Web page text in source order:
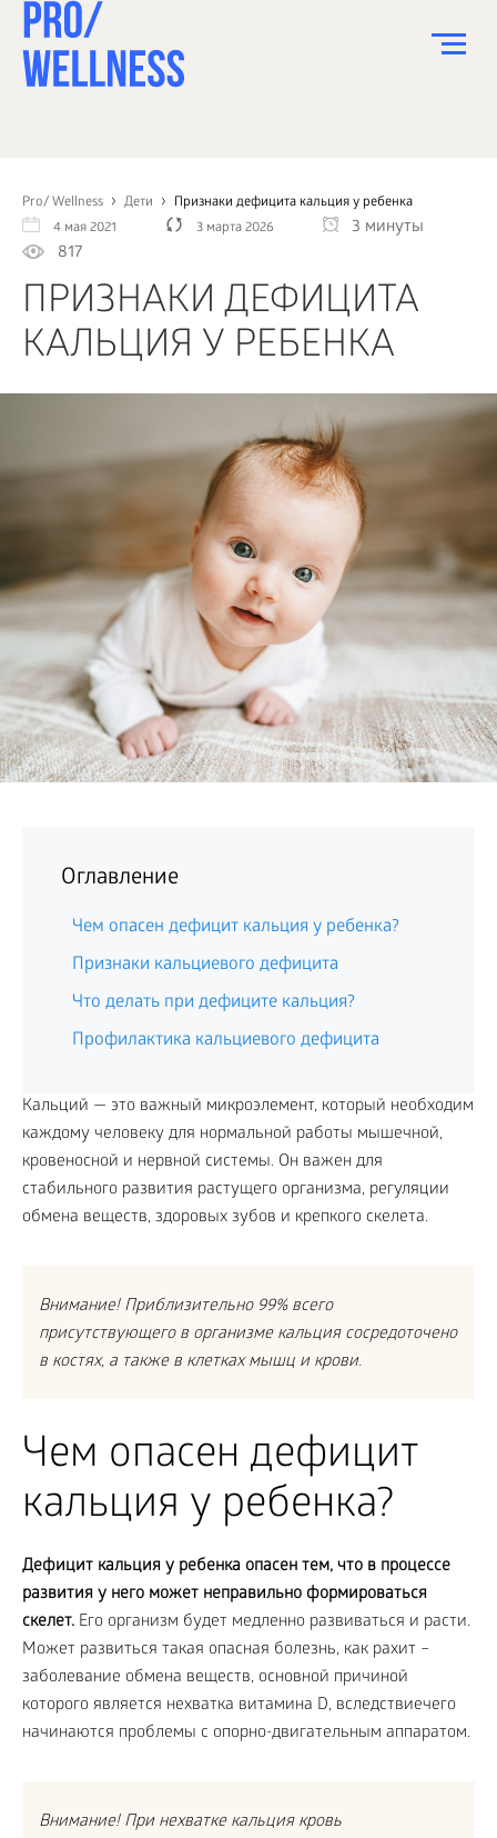
Pro/ Wellness Дети
Признаки дефицита кальция у ребенка
4 мая 2021
3 марта 2026
3 минуты
817
ПРИЗНАКИ ДЕФИЦИТА
КАЛЬЦИЯ У РЕБЕНКА
Оглавление
Чем опасен дефицит кальция у ребенка?
Признаки кальциевого дефицита
Что делать при дефиците кальция?
Профилактика кальциевого дефицита
Кальций — это важный микроэлемент, который необходим
каждому человеку для нормальной работы мышечной,
кровеносной и нервной системы. Он важен для
стабильного развития растущего организма, регуляции
обмена веществ, здоровых зубов и крепкого скелета.
Внимание! Приблизительно 99% всего
присутствующего в организме кальция сосредоточено
в костях, а также в клетках мышц и крови.
Чем опасен дефицит
кальция у ребенка?
Дефицит кальция у ребенка опасен тем, что в процессе
развития у него может неправильно формироваться
скелет. Его организм будет медленно развиваться и расти.
Может развиться такая опасная болезнь, как рахит –
заболевание обмена веществ, основной причиной
которого является нехватка витамина D, вследствиечего
начинаются проблемы с опорно-двигательным аппаратом.
Внимание! При нехватке кальция кровь
СПОРТ
ЗДОРОВЬЕ
КРАСОТА
ПСИХОЛОГИЯ
КАК?